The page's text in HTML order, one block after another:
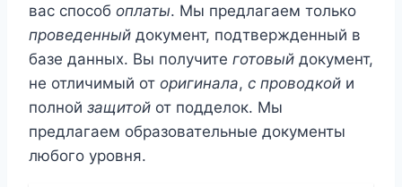
вас способ оплаты. Мы предлагаем только
проведенный документ, подтвержденный в
базе данных. Вы получите готовый документ,
не отличимый от оригинала, с проводкой и
полной защитой от подделок. Мы
предлагаем образовательные документы
любого уровня.